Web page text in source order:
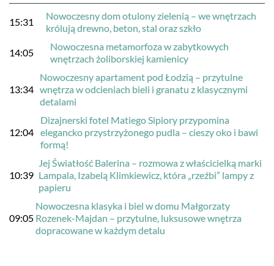
15:31
Nowoczesny dom otulony zielenią – we wnętrzach
królują drewno, beton, stal oraz szkło
14:05
Nowoczesna metamorfoza w zabytkowych
wnętrzach żoliborskiej kamienicy
13:34
Nowoczesny apartament pod Łodzią – przytulne
wnętrza w odcieniach bieli i granatu z klasycznymi
detalami
12:04
Dizajnerski fotel Matiego Sipiory przypomina
elegancko przystrzyżonego pudla – cieszy oko i bawi
formą!
10:39
Jej Światłość Balerina – rozmowa z właścicielką marki
Lampala, Izabelą Klimkiewicz, która „rzeźbi” lampy z
papieru
09:05
Nowoczesna klasyka i biel w domu Małgorzaty
Rozenek-Majdan – przytulne, luksusowe wnętrza
dopracowane w każdym detalu